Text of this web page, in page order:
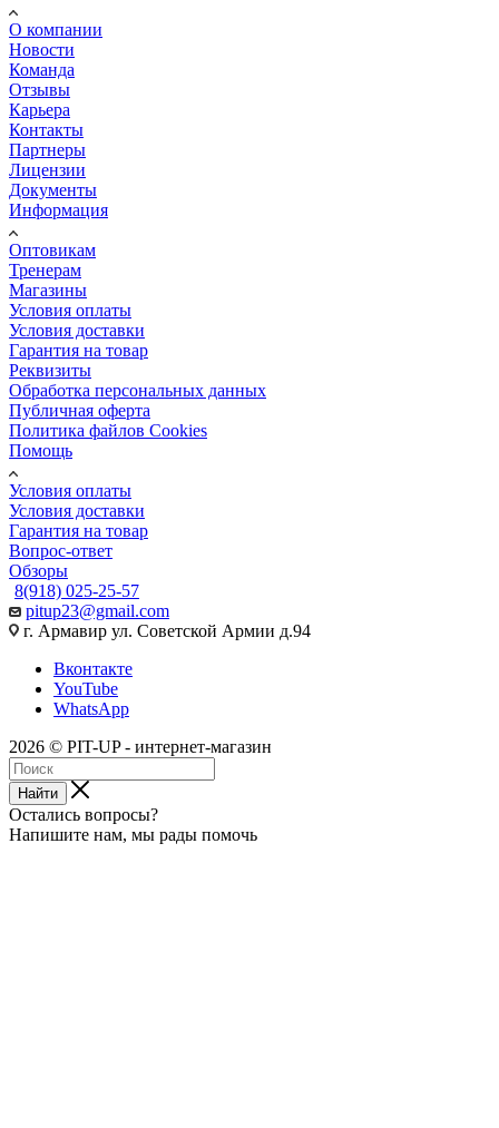
О компании
Новости
Команда
Отзывы
Карьера
Контакты
Партнеры
Лицензии
Документы
Информация
Оптовикам
Тренерам
Магазины
Условия оплаты
Условия доставки
Гарантия на товар
Реквизиты
Обработка персональных данных
Публичная оферта
Политика файлов Cookies
Помощь
Условия оплаты
Условия доставки
Гарантия на товар
Вопрос-ответ
Обзоры
8(918) 025-25-57
pitup23@gmail.com
г. Армавир ул. Советской Армии д.94
Вконтакте
YouTube
WhatsApp
2026 © PIT-UP - интернет-магазин
Найти
Остались вопросы?
Напишите нам, мы рады помочь